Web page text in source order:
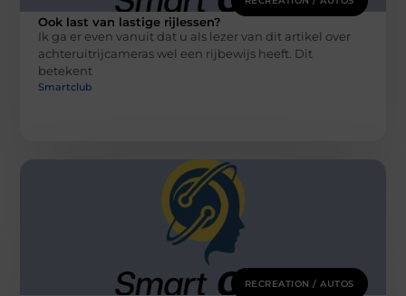
Ook last van lastige rijlessen?
Ik ga er even vanuit dat u als lezer van dit artikel over
achteruitrijcameras wel een rijbewijs heeft. Dit
betekent
Smartclub
RECREATION / AUTOS